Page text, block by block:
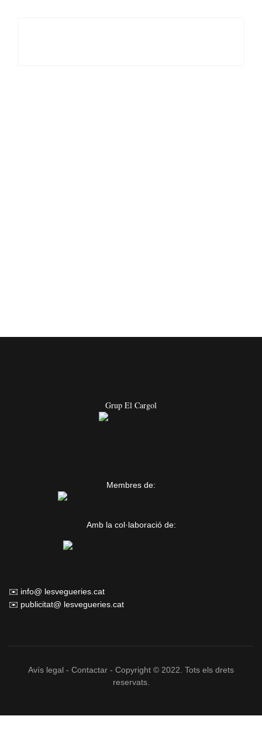
Grup El Cargol
Membres de:
Amb la col·laboració de:
✉️ info@ lesvegueries.cat
✉️ publicitat@ lesvegueries.cat
Avís legal - Contactar - Copyright © 2022. Tots els drets
reservats.